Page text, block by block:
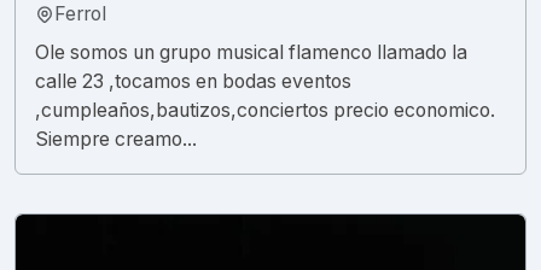
Ferrol
Ole somos un grupo musical flamenco llamado la
calle 23 ,tocamos en bodas eventos
,cumpleaños,bautizos,conciertos precio economico.
Siempre creamo...